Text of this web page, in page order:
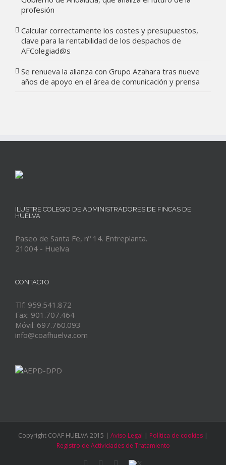
profesión
Calcular correctamente los costes y presupuestos,
clave para la rentabilidad de los despachos de
AFColegiad@s
Se renueva la alianza con Grupo Azahara tras nueve
años de apoyo en el área de comunicación y prensa
ILUSTRE COLEGIO DE ADMINISTRADORES DE FINCAS DE
HUELVA
Paseo de Santa Fe, nº 14. Entreplanta.
21004 - Huelva
CONTACTO
Tlf: 959.541.872
Fax: 901.707.464
Móvil: 697.760.093
info@coafhuelva.com
Copyright COAF HUELVA 2015 | Aviso Legal | Política de cookies |
Registro de Actividades de Tratamiento